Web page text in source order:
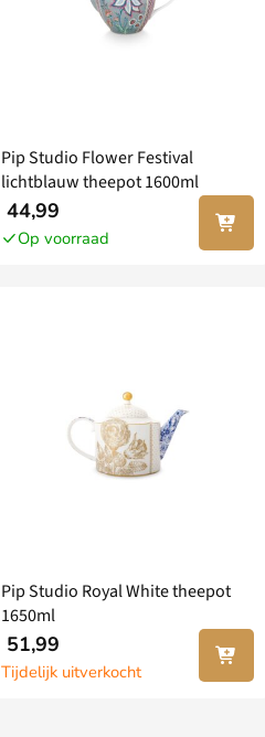
Pip Studio Flower Festival
lichtblauw theepot 1600ml
44,99
Op voorraad
In jouw
winkel
Pip Studio Royal White theepot
1650ml
51,99
Tijdelijk uitverkocht
Lees
verder